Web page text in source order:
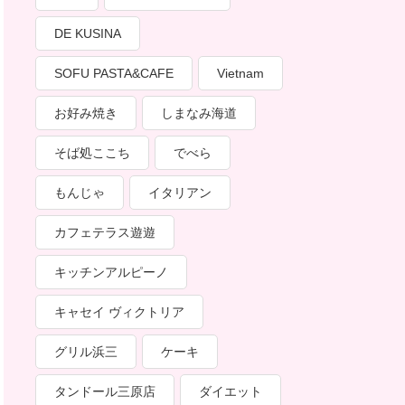
DE KUSINA
SOFU PASTA&CAFE Vietnam
お好み焼き しまなみ海道
そば処ここち でべら
もんじゃ イタリアン
カフェテラス遊遊
キッチンアルピーノ
キャセイ ヴィクトリア
グリル浜三 ケーキ
タンドール三原店 ダイエット